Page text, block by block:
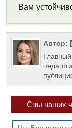
Вам
Автор:
Сны наших